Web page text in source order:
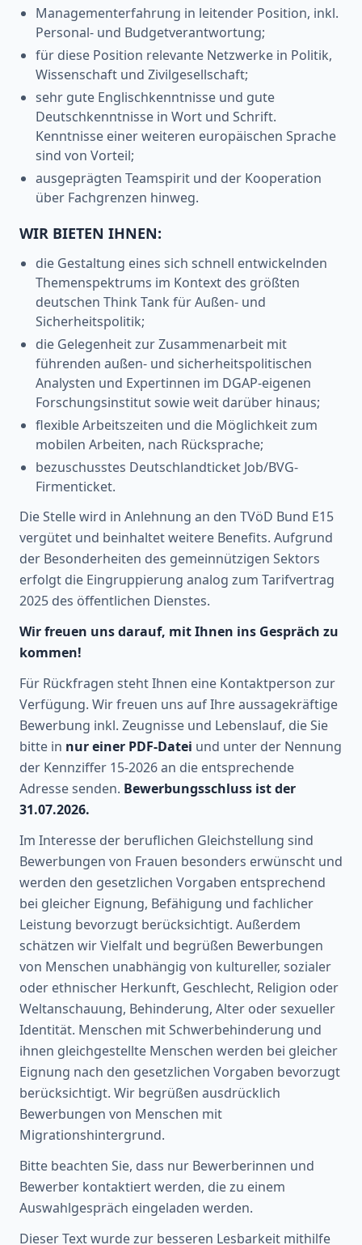
Managementerfahrung in leitender Position, inkl.
Personal- und Budgetverantwortung;
für diese Position relevante Netzwerke in Politik,
Wissenschaft und Zivilgesellschaft;
sehr gute Englischkenntnisse und gute
Deutschkenntnisse in Wort und Schrift.
Kenntnisse einer weiteren europäischen Sprache
sind von Vorteil;
ausgeprägten Teamspirit und der Kooperation
über Fachgrenzen hinweg.
WIR BIETEN IHNEN:
die Gestaltung eines sich schnell entwickelnden
Themenspektrums im Kontext des größten
deutschen Think Tank für Außen- und
Sicherheitspolitik;
die Gelegenheit zur Zusammenarbeit mit
führenden außen- und sicherheitspolitischen
Analysten und Expertinnen im DGAP-eigenen
Forschungsinstitut sowie weit darüber hinaus;
flexible Arbeitszeiten und die Möglichkeit zum
mobilen Arbeiten, nach Rücksprache;
bezuschusstes Deutschlandticket Job/BVG-
Firmenticket.
Die Stelle wird in Anlehnung an den TVöD Bund E15
vergütet und beinhaltet weitere Benefits. Aufgrund
der Besonderheiten des gemeinnützigen Sektors
erfolgt die Eingruppierung analog zum Tarifvertrag
2025 des öffentlichen Dienstes.
Wir freuen uns darauf, mit Ihnen ins Gespräch zu
kommen!
Für Rückfragen steht Ihnen eine Kontaktperson zur
Verfügung. Wir freuen uns auf Ihre aussagekräftige
Bewerbung inkl. Zeugnisse und Lebenslauf, die Sie
bitte in nur einer PDF-Datei und unter der Nennung
der Kennziffer 15-2026 an die entsprechende
Adresse senden. Bewerbungsschluss ist der
31.07.2026.
Im Interesse der beruflichen Gleichstellung sind
Bewerbungen von Frauen besonders erwünscht und
werden den gesetzlichen Vorgaben entsprechend
bei gleicher Eignung, Befähigung und fachlicher
Leistung bevorzugt berücksichtigt. Außerdem
schätzen wir Vielfalt und begrüßen Bewerbungen
von Menschen unabhängig von kultureller, sozialer
oder ethnischer Herkunft, Geschlecht, Religion oder
Weltanschauung, Behinderung, Alter oder sexueller
Identität. Menschen mit Schwerbehinderung und
ihnen gleichgestellte Menschen werden bei gleicher
Eignung nach den gesetzlichen Vorgaben bevorzugt
berücksichtigt. Wir begrüßen ausdrücklich
Bewerbungen von Menschen mit
Migrationshintergrund.
Bitte beachten Sie, dass nur Bewerberinnen und
Bewerber kontaktiert werden, die zu einem
Auswahlgespräch eingeladen werden.
Dieser Text wurde zur besseren Lesbarkeit mithilfe